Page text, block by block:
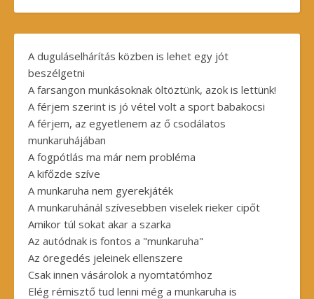
A duguláselhárítás közben is lehet egy jót
beszélgetni
A farsangon munkásoknak öltöztünk, azok is lettünk!
A férjem szerint is jó vétel volt a sport babakocsi
A férjem, az egyetlenem az ő csodálatos
munkaruhájában
A fogpótlás ma már nem probléma
A kifőzde szíve
A munkaruha nem gyerekjáték
A munkaruhánál szívesebben viselek rieker cipőt
Amikor túl sokat akar a szarka
Az autódnak is fontos a "munkaruha"
Az öregedés jeleinek ellenszere
Csak innen vásárolok a nyomtatómhoz
Elég rémisztő tud lenni még a munkaruha is